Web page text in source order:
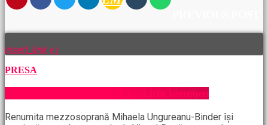
insert_link
PRESA
Durch glauben und Musik ins Licht kommen
Renumita mezzosoprană Mihaela Ungureanu-Binder își